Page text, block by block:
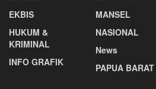
EKBIS
HUKUM &
KRIMINAL
INFO GRAFIK
MANSEL
NASIONAL
News
PAPUA BARAT